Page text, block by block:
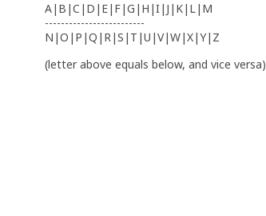
A|B|C|D|E|F|G|H|I|J|K|L|M
-------------------------
N|O|P|Q|R|S|T|U|V|W|X|Y|Z
(letter above equals below, and vice versa)